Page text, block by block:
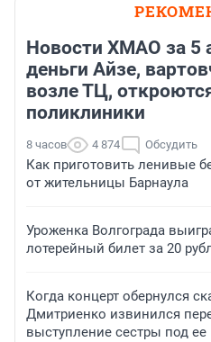
Новости ХМАО за 5
деньги Айзе,
возле ТЦ,
поликлиники
8 часов 4 874 Обсудить
Как приготовить ленивые
от жительницы Барнаула
Уроженка Волгограда
лотерейный билет за 20
Когда концерт обернулся
Дмитриенко извинился
выступление сестры под ее